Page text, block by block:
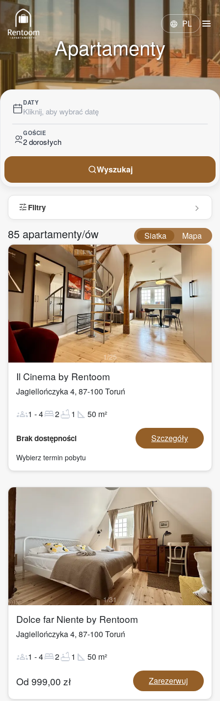
language PL menu
Apartamenty
DATY
Kliknij, aby wybrać datę
GOŚCIE
2 dorosłych
Wyszukaj
tuneFiltry
85 apartamenty/ów Siatka Mapa
1/25
Il Cinema by Rentoom
Jagiellończyka 4, 87-100 Toruń
groups1 -4bed2bathtub1 square_foot 50 m²
Brak dostępności Szczegóły
Wybierz termin pobytu
1/31
Dolce far Niente by Rentoom
Jagiellończyka 4, 87-100 Toruń
groups1 -4bed2bathtub1 square_foot 50 m²
Od 999,00 zł Zarezerwuj